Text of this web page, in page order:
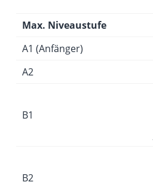
Max. Niveaustufe
A1 (Anfänger)
A2
B1
B2